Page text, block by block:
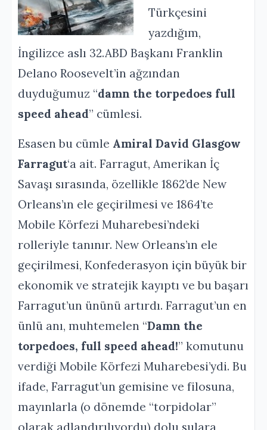
Türkçesini
yazdığım,
İngilizce aslı 32.ABD Başkanı Franklin
Delano Roosevelt’in ağzından
duyduğumuz “damn the torpedoes full
speed ahead” cümlesi.
Esasen bu cümle Amiral David Glasgow
Farragut‘a ait. Farragut, Amerikan İç
Savaşı sırasında, özellikle 1862’de New
Orleans’ın ele geçirilmesi ve 1864’te
Mobile Körfezi Muharebesi’ndeki
rolleriyle tanınır. New Orleans’ın ele
geçirilmesi, Konfederasyon için büyük bir
ekonomik ve stratejik kayıptı ve bu başarı
Farragut’un ününü artırdı. Farragut’un en
ünlü anı, muhtemelen “Damn the
torpedoes, full speed ahead!” komutunu
verdiği Mobile Körfezi Muharebesi’ydi. Bu
ifade, Farragut’un gemisine ve filosuna,
mayınlarla (o dönemde “torpidolar”
olarak adlandırılıyordu) dolu sulara